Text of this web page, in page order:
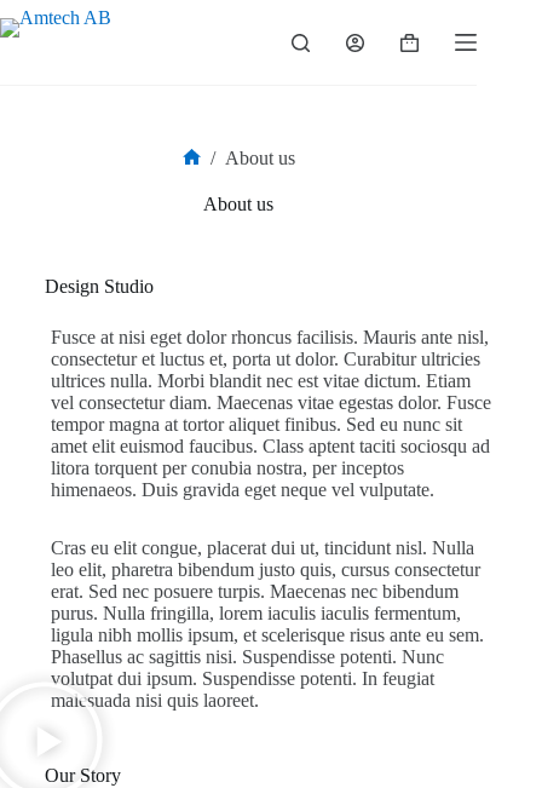
/ About us
About us
Design Studio
Fusce at nisi eget dolor rhoncus facilisis. Mauris ante nisl,
consectetur et luctus et, porta ut dolor. Curabitur ultricies
ultrices nulla. Morbi blandit nec est vitae dictum. Etiam
vel consectetur diam. Maecenas vitae egestas dolor. Fusce
tempor magna at tortor aliquet finibus. Sed eu nunc sit
amet elit euismod faucibus. Class aptent taciti sociosqu ad
litora torquent per conubia nostra, per inceptos
himenaeos. Duis gravida eget neque vel vulputate.
Cras eu elit congue, placerat dui ut, tincidunt nisl. Nulla
leo elit, pharetra bibendum justo quis, cursus consectetur
erat. Sed nec posuere turpis. Maecenas nec bibendum
purus. Nulla fringilla, lorem iaculis iaculis fermentum,
ligula nibh mollis ipsum, et scelerisque risus ante eu sem.
Phasellus ac sagittis nisi. Suspendisse potenti. Nunc
volutpat dui ipsum. Suspendisse potenti. In feugiat
malesuada nisi quis laoreet.
Our Story